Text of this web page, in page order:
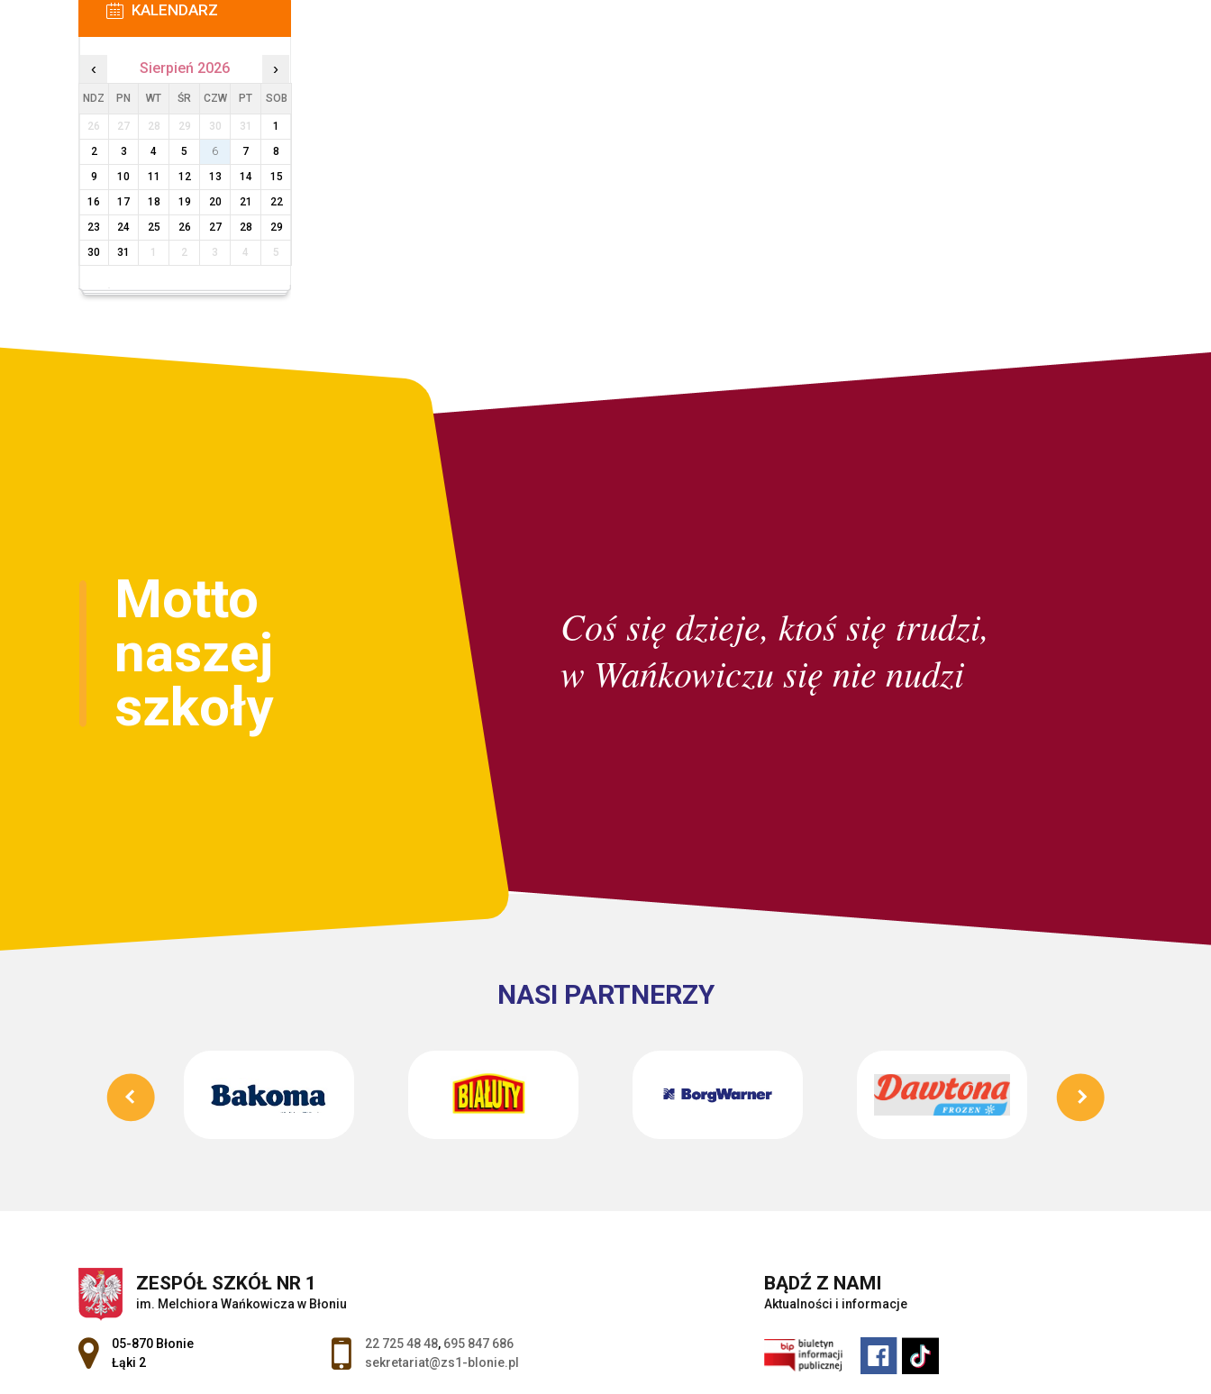
KALENDARZ
‹ Sierpień 2026 ›
NDZ PN WT ŚR CZW PT SOB
26 27 28 29 30 31
1
2
3 4 5 6 7
8
9
10 11 12 13 14
15
16
17 18 19 20 21
22
23
24 25 26 27 28
29
30
31 1 2 3 4 5
Coś się dzieje, ktoś się trudzi,
w Wańkowiczu się nie nudzi
Motto
naszej
szkoły
NASI PARTNERZY
ZESPÓŁ SZKÓŁ NR 1
im. Melchiora Wańkowicza w Błoniu
Adres pocztowy:
05-870 Błonie
Łąki 2
22 725 48 48, 695 847 686
sekretariat@zs1-blonie.pl
BĄDŹ Z NAMI
Aktualności i informacje